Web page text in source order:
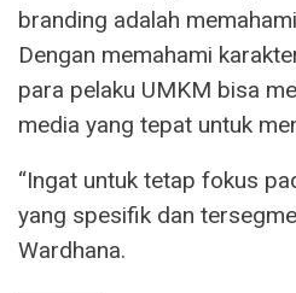
branding adalah
Dengan memahami
para pelaku UMKM bisa
media yang tepat untuk
“Ingat untuk tetap fokus
yang spesifik dan
Wardhana.